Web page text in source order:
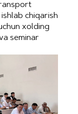
chiqarish
xolding
seminar